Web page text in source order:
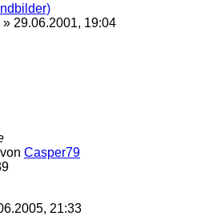
» 29.06.2001, 19:04
von Casper79
21:33